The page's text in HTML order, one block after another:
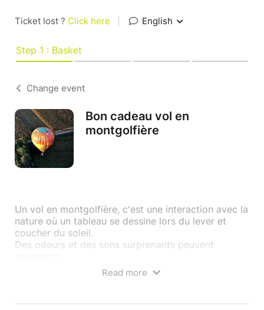
Ticket lost ? Click here English
Step 1 : Basket
Change event
Bon cadeau vol en
montgolfière
Un vol en montgolfière, c'est une interaction avec la
nature où un tableau se dessine lors du lever et
coucher du soleil.
Des odeurs et des sons surprenants peuvent
vadrouille : 07 83 91 22 58
Read more